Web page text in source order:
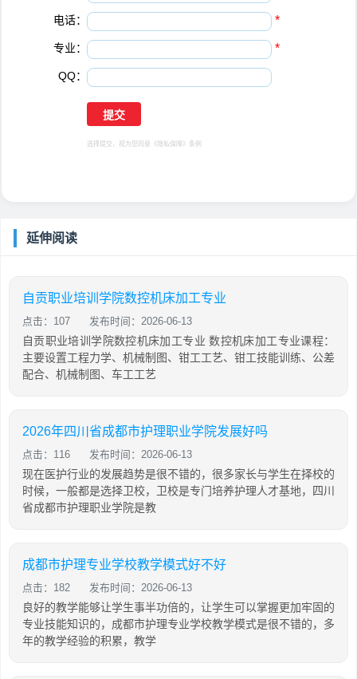
电话： *
专业： *
QQ：
选择提交，视为您同意 《隐私保障》 条例
延伸阅读
自贡职业培训学院数控机床加工专业
点击：107 发布时间：2026-06-13
自贡职业培训学院数控机床加工专业 数控机床加工专业课程：
主要设置工程力学、机械制图、钳工工艺、钳工技能训练、公差
配合、机械制图、车工工艺
2026年四川省成都市护理职业学院发展好吗
点击：116 发布时间：2026-06-13
现在医护行业的发展趋势是很不错的，很多家长与学生在择校的
时候，一般都是选择卫校，卫校是专门培养护理人才基地，四川
省成都市护理职业学院是教
成都市护理专业学校教学模式好不好
点击：182 发布时间：2026-06-13
良好的教学能够让学生事半功倍的，让学生可以掌握更加牢固的
专业技能知识的，成都市护理专业学校教学模式是很不错的，多
年的教学经验的积累，教学